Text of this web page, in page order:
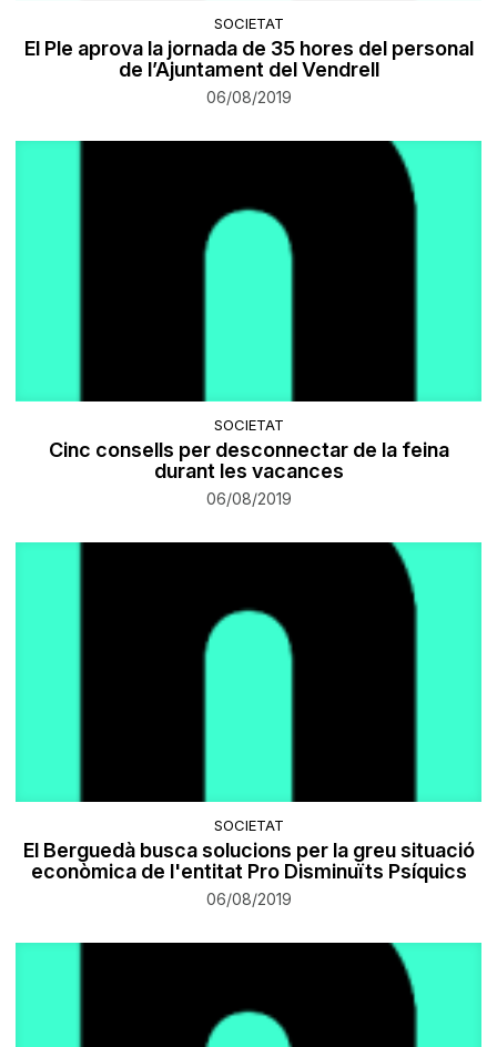
SOCIETAT
El Ple aprova la jornada de 35 hores del personal
de l’Ajuntament del Vendrell
06/08/2019
SOCIETAT
Cinc consells per desconnectar de la feina
durant les vacances
06/08/2019
SOCIETAT
El Berguedà busca solucions per la greu situació
econòmica de l'entitat Pro Disminuïts Psíquics
06/08/2019